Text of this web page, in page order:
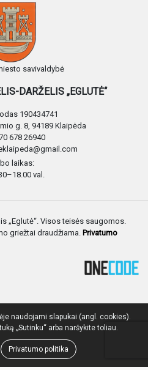
savivaldybė
DARŽELIS „EGLUTĖ“
190434741
g. 8, 94189 Klaipėda
678 26940
laikas:
val.
„Eglutė“. Visos teisės saugomos.
griežtai draudžiama. Privatumo
naudojami slapukai (angl. cookies).
„Sutinku“ arba naršykite toliau.
Privatumo politika